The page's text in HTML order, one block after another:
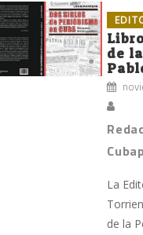
de
La
de la